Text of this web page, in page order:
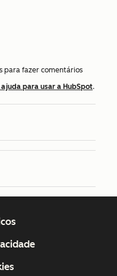
para fazer comentários
para usar a HubSpot.